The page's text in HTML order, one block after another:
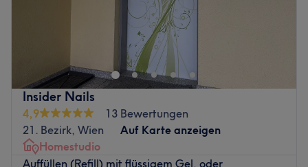
Ein makelloser Auftritt verlangt sagenhafte Nägel und
die gibt es bei Mery Nails - Trillerpark in Wien, 21.
Bezirk. Der Salon bietet dir eine große Auswahl an
Nagelmodellagen mit Acryl oder Gel, Maniküren,
Pediküren und vielem mehr.
Nächste öffentliche Verkehrsmittel:
Die Bushaltestelle Trillergasse ist nur wenige Gehminuten
entfernt.
Insider Nails
4,9
13 Bewertungen
21. Bezirk, Wien
Auf Karte anzeigen
Homestudio
Auffüllen (Refill) mit flüssigem Gel, oder